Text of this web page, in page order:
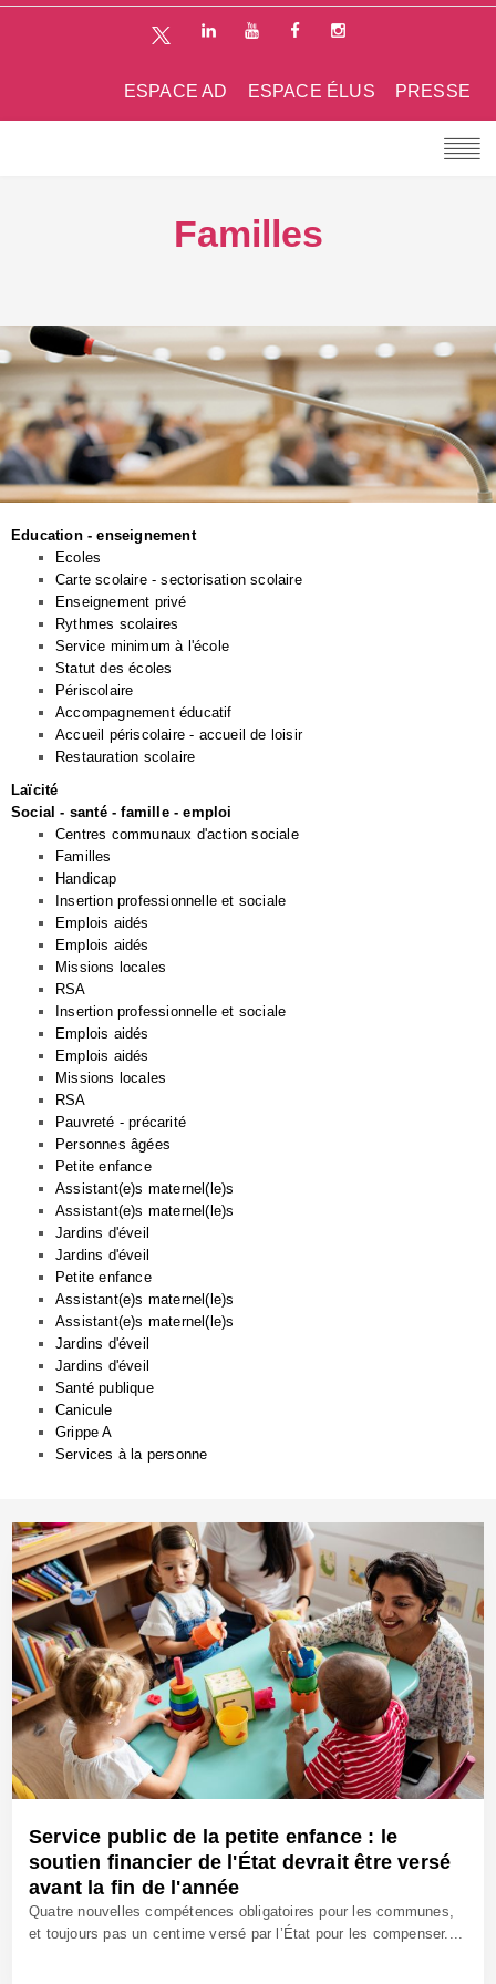
PRESSE
ESPACE ÉLUS
ESPACE AD
Familles
Education - enseignement
Ecoles
Carte scolaire - sectorisation scolaire
Enseignement privé
Rythmes scolaires
Service minimum à l'école
Statut des écoles
Périscolaire
Accompagnement éducatif
Accueil périscolaire - accueil de loisir
Restauration scolaire
Laïcité
Social - santé - famille - emploi
Centres communaux d'action sociale
Familles
Handicap
Insertion professionnelle et sociale
Emplois aidés
Emplois aidés
Missions locales
RSA
Insertion professionnelle et sociale
Emplois aidés
Emplois aidés
Missions locales
RSA
Pauvreté - précarité
Personnes âgées
Petite enfance
Assistant(e)s maternel(le)s
Assistant(e)s maternel(le)s
Jardins d'éveil
Jardins d'éveil
Petite enfance
Assistant(e)s maternel(le)s
Assistant(e)s maternel(le)s
Jardins d'éveil
Jardins d'éveil
Santé publique
Canicule
Grippe A
Services à la personne
Service public de la petite enfance : le
soutien financier de l'État devrait être versé
avant la fin de l'année
Quatre nouvelles compétences obligatoires pour les communes,
et toujours pas un centime versé par l’État pour les compenser....